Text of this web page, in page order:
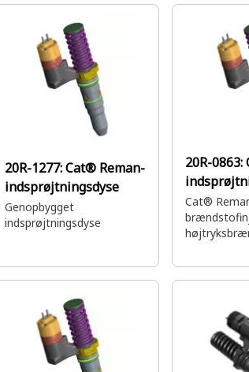
brændstofstyring
20R-1277:Cat® Reman-
indsprøjtningsdyse
Genopbygget
indsprøjtningsdyse
20R-0863:
Cat®